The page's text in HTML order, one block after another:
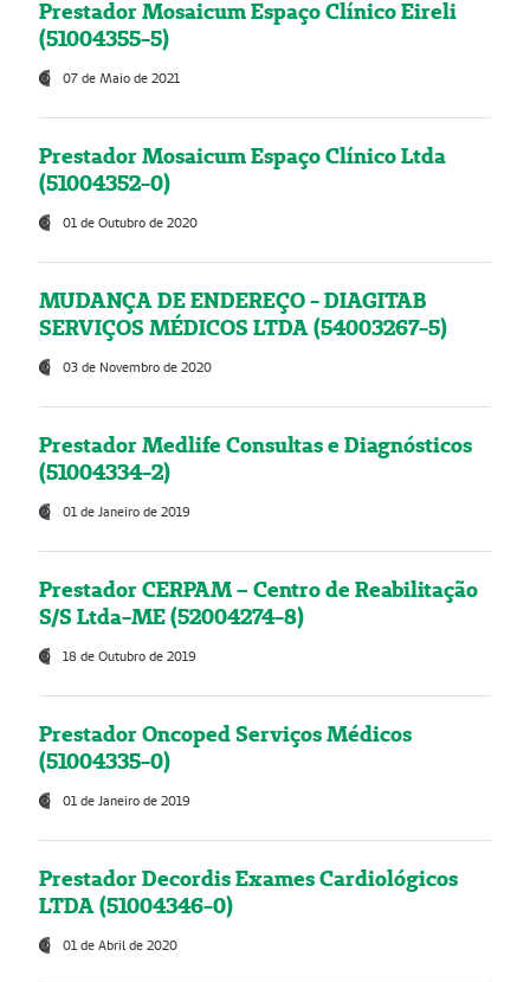
Prestador Mosaicum Espaço Clínico Eireli
(51004355-5)
07 de Maio de 2021
Prestador Mosaicum Espaço Clínico Ltda
(51004352-0)
01 de Outubro de 2020
MUDANÇA DE ENDEREÇO - DIAGITAB
SERVIÇOS MÉDICOS LTDA (54003267-5)
03 de Novembro de 2020
Prestador Medlife Consultas e Diagnósticos
(51004334-2)
01 de Janeiro de 2019
Prestador CERPAM – Centro de Reabilitação
S/S Ltda-ME (52004274-8)
18 de Outubro de 2019
Prestador Oncoped Serviços Médicos
(51004335-0)
01 de Janeiro de 2019
Prestador Decordis Exames Cardiológicos
LTDA (51004346-0)
01 de Abril de 2020